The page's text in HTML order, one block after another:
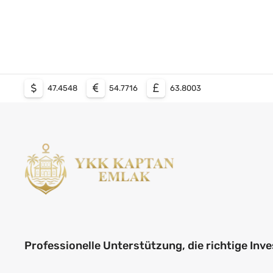
47.4548 54.7716 63.8003
Professionelle Unterstützung, die richtige